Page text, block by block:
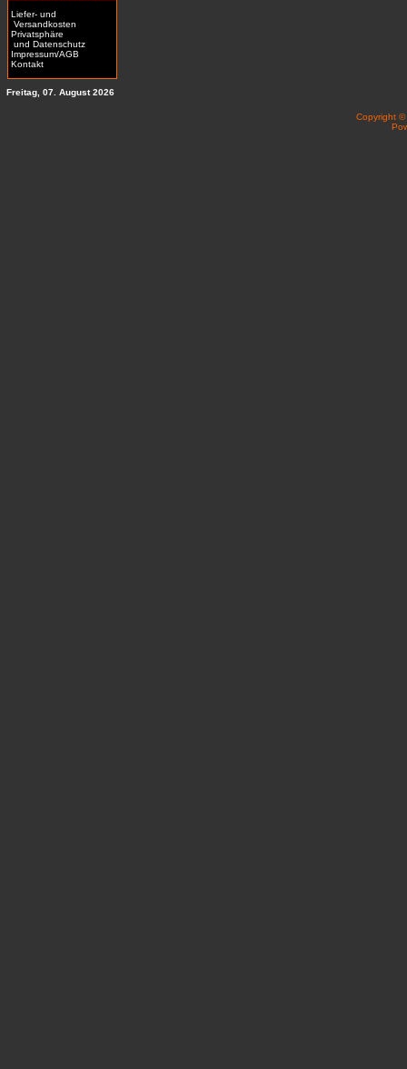
Liefer- und
Versandkosten
Privatsphäre
und Datenschutz
Impressum/AGB
Kontakt
Freitag, 07. August 2026
Copyright